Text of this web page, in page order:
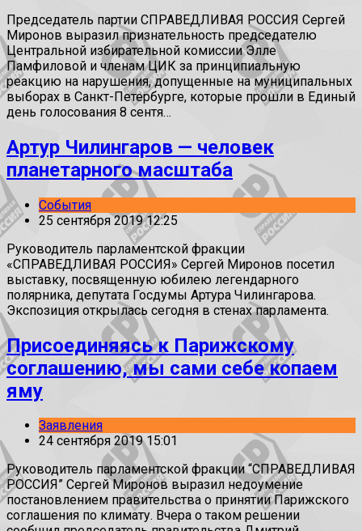
Председатель партии СПРАВЕДЛИВАЯ РОССИЯ Сергей
Миронов выразил признательность председателю
Центральной избирательной комиссии Элле
Памфиловой и членам ЦИК за принципиальную
реакцию на нарушения, допущенные на муниципальных
выборах в Санкт-Петербурге, которые прошли в Единый
день голосования 8 сентя…
Артур Чилингаров — человек
планетарного масштаба
События
25 сентября 2019 12:25
Руководитель парламентской фракции
«СПРАВЕДЛИВАЯ РОССИЯ» Сергей Миронов посетил
выставку, посвященную юбилею легендарного
полярника, депутата Госдумы Артура Чилингарова.
Экспозиция открылась сегодня в стенах парламента.
Присоединяясь к Парижскому
соглашению, мы сами себе копаем
яму
Заявления
24 сентября 2019 15:01
Руководитель парламентской фракции “СПРАВЕДЛИВАЯ
РОССИЯ” Сергей Миронов выразил недоумение
постановлением правительства о принятии Парижского
соглашения по климату. Вчера о таком решении